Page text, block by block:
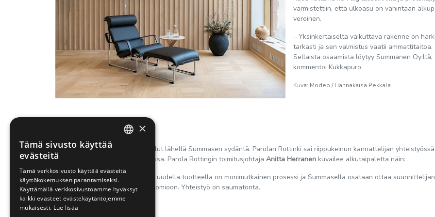
varmistettiin, että ulkoasu on vähintään
veroinen.
– Yksinkertaiselta vaikuttava rakenne on
tarkasti ja sen valmistus vaatii ammattitaitoa.
Sellaista osaamista löytyy Summanen Oy:ltä,
kommentoi Kukkapuro.
Kuva: Modeo / Hannakaisa Pekkala
Suunnittelijayhteistyö on aina ollut lähellä Summasen sydäntä. Parolan Rottinki sai riippukeinun kannattelijan yhteistyössä
suunnittelija
kanssa. Parola Rottingin toimitusjohtaja Anitta Herranen kuvailee alkutaipaletta näin:
– Tuotannon aloittaminen aivan uudella tuotteella on monimutkainen prosessi ja Summasella osataan ottaa suunnittelijan
näkemys ja ohjeistus hienosti huomioon. Yhteistyö on saumatonta.
×
Tämä sivusto käyttää
evästeitä
Tämä verkkosivusto käyttää evästeitä
käyttökokemuksen parantamiseksi.
Käyttämällä verkkosivustoamme hyväksyt
kaikki evästeet evästekäytäntöjemme
mukaisesti. Lue lisää